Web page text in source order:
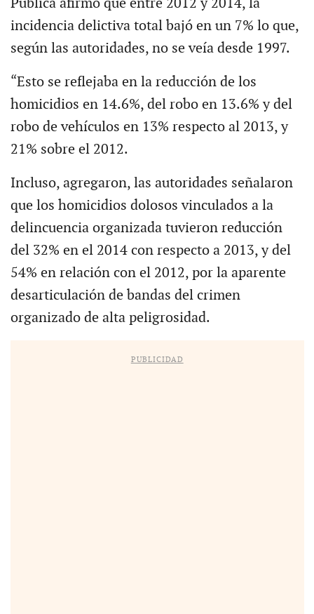
Pública afirmó que entre 2012 y 2014, la
incidencia delictiva total bajó en un 7% lo que,
según las autoridades, no se veía desde 1997.
“Esto se reflejaba en la reducción de los
homicidios en 14.6%, del robo en 13.6% y del
robo de vehículos en 13% respecto al 2013, y
21% sobre el 2012.
Incluso, agregaron, las autoridades señalaron
que los homicidios dolosos vinculados a la
delincuencia organizada tuvieron reducción
del 32% en el 2014 con respecto a 2013, y del
54% en relación con el 2012, por la aparente
desarticulación de bandas del crimen
organizado de alta peligrosidad.
PUBLICIDAD